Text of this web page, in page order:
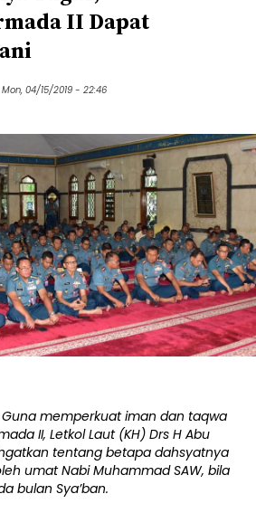
II Dapat
Mon, 04/15/2019 - 22:46
memperkuat iman dan taqwa
II, Letkol Laut (KH) Drs H Abu
tentang betapa dahsyatnya
umat Nabi Muhammad SAW, bila
bulan Sya’ban.